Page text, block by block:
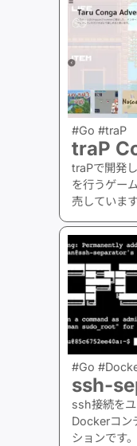
#Go #traP
traP
traPで開発
を行うゲー
売しています
#Go
ssh-
ssh接続を
Dockerコン
ションです